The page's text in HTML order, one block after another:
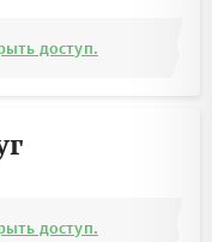
доступ.
доступ.